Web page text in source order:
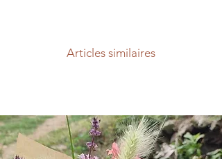
Articles similaires